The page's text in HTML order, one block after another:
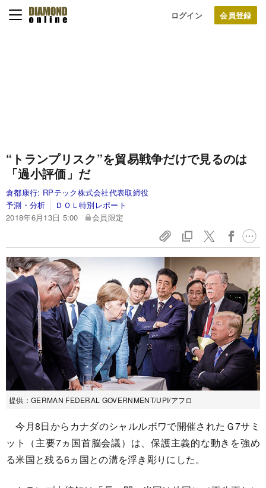
ログイン
“トランプリスク”を貿易戦争だけで見るのは
「過小評価」だ
倉都康行: RPテック株式会社代表取締役
予測・分析
ＤＯＬ特別レポート
2018年6月13日 5:00
会員限定
提供：GERMAN FEDERAL GOVERNMENT/UPI/アフロ
今月8日からカナダのシャルルボワで開催されたＧ7サミ
ット（主要7ヵ国首脳会議）は、保護主義的な動きを強め
る米国と残る6ヵ国との溝を浮き彫りにした。